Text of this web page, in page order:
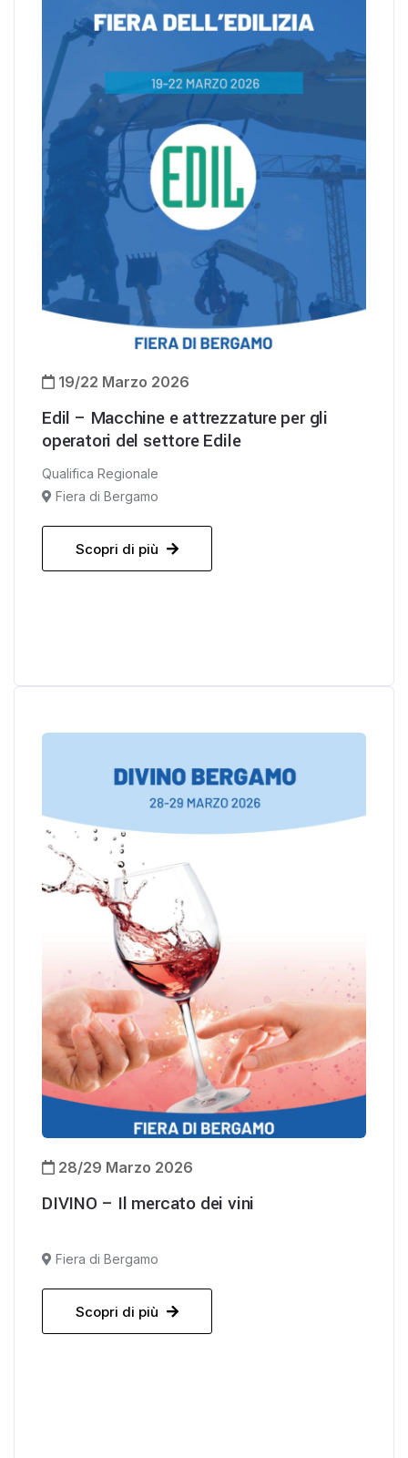
19/22 Marzo 2026
Edil – Macchine e attrezzature per gli
operatori del settore Edile
Qualifica Regionale
Fiera di Bergamo
Scopri di più
28/29 Marzo 2026
DIVINO – Il mercato dei vini
Fiera di Bergamo
Scopri di più